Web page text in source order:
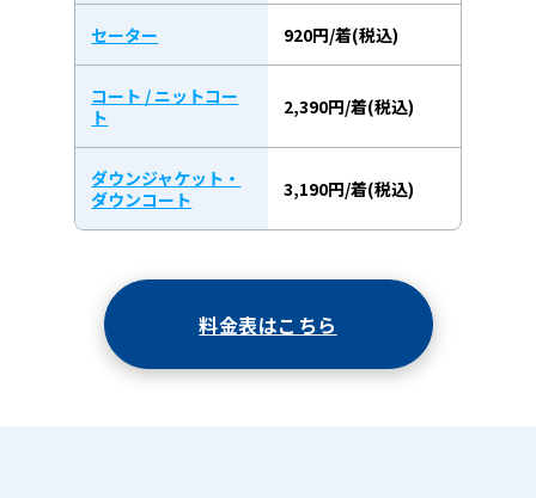
セーター 920円/着(税込)
コート / ニットコー
ト
2,390円/着(税込)
ダウンジャケット・
ダウンコート
3,190円/着(税込)
料金表はこちら